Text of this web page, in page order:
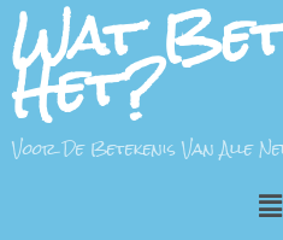
Wat
Het?
Voor De Betekenis Van Alle